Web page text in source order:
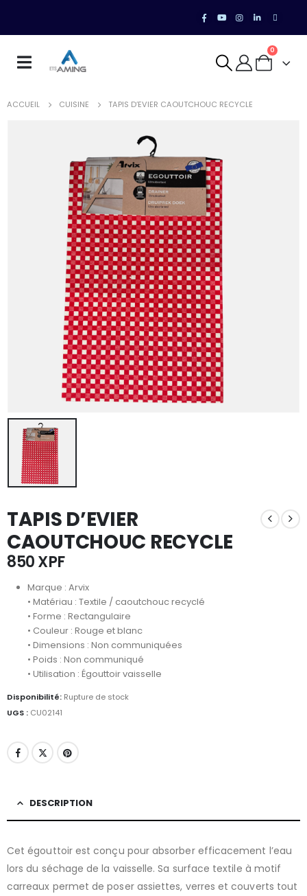
0
ACCUEIL CUISINE TAPIS D’EVIER CAOUTCHOUC RECYCLE
TAPIS D’EVIER
CAOUTCHOUC RECYCLE
850XPF
Marque : Arvix
• Matériau : Textile / caoutchouc recyclé
• Forme : Rectangulaire
• Couleur : Rouge et blanc
• Dimensions : Non communiquées
• Poids : Non communiqué
• Utilisation : Égouttoir vaisselle
Disponibilité: Rupture de stock
UGS : CU02141
DESCRIPTION
Cet égouttoir est conçu pour absorber efficacement l’eau
lors du séchage de la vaisselle. Sa surface textile à motif
carreaux permet de poser assiettes, verres et couverts tout